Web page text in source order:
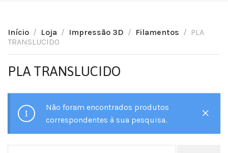
Início Loja Impressão 3D Filamentos
PLA
TRANSLUCIDO
PLA TRANSLUCIDO
Não foram encontrados produtos
correspondentes à sua pesquisa.